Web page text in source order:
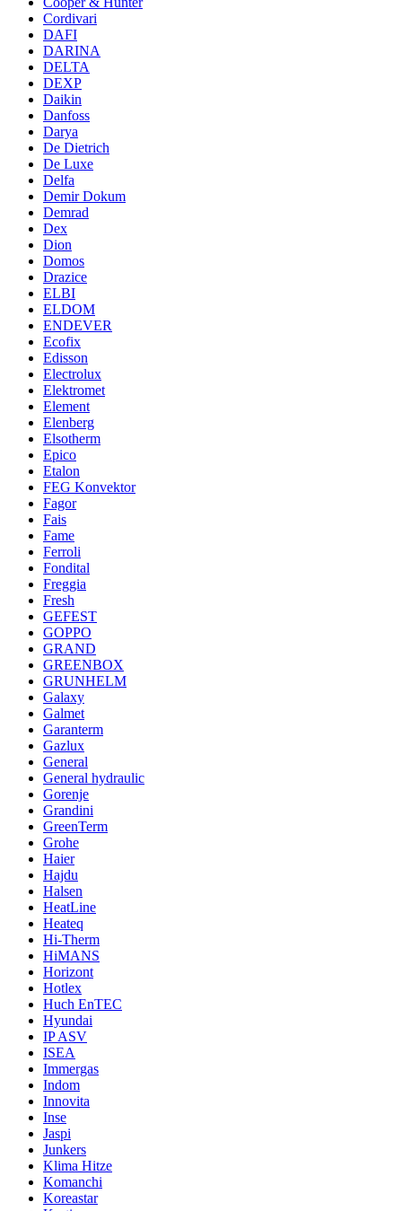
Cordivari
DAFI
DARINA
DELTA
DEXP
Daikin
Danfoss
Darya
De Dietrich
De Luxe
Delfa
Demir Dokum
Demrad
Dex
Dion
Domos
Drazice
ELBI
ELDOM
ENDEVER
Ecofix
Edisson
Electrolux
Elektromet
Element
Elenberg
Elsotherm
Epico
Etalon
FEG Konvektor
Fagor
Fais
Fame
Ferroli
Fondital
Freggia
Fresh
GEFEST
GOPPO
GRAND
GREENBOX
GRUNHELM
Galaxy
Galmet
Garanterm
Gazlux
General
General hydraulic
Gorenje
Grandini
GreenTerm
Grohe
Haier
Hajdu
Halsen
HeatLine
Heateq
Hi-Therm
HiMANS
Horizont
Hotlex
Huch EnTEC
Hyundai
IP ASV
ISEA
Immergas
Indom
Innovita
Inse
Jaspi
Junkers
Klima Hitze
Komanchi
Koreastar